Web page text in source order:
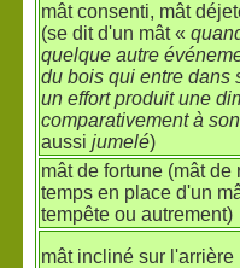
mât consenti, mât
(se dit d'un mât «
quelque autre
du bois qui entre dans
un effort produit une
comparativement à
aussi jumelé)
mât de fortune (mât
temps en place d'un
tempête ou autrement)
mât incliné sur l'arrière